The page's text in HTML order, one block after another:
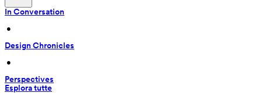
In Conversation
•
Design Chronicles
•
Perspectives
Esplora tutte